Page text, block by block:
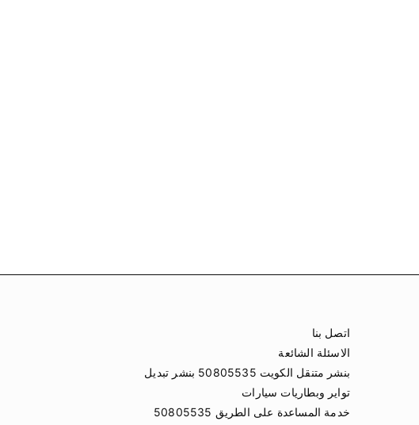
اتصل بنا
الاسئلة الشائعة
بنشر متنقل الكويت 50805535 بنشر تبديل
تواير وبطاريات سيارات
خدمة المساعدة على الطريق 50805535